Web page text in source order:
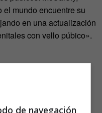
mundo encuentre su
en una actualización
con vello púbico».
sexting (Código
de navegación